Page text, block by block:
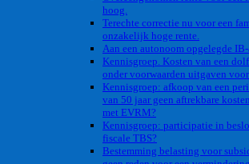
hoog.
Terechte correctie nu voor een
onzakelijk hoge rente.
Aan een autonoom opgelegde
Kennisgroep. Kosten van een
onder voorwaarden uitgaven
Kennisgroep: afkoop van een
van 50 jaar geen aftrekbare
met EVRM?
Kennisgroep: participatie in
fiscale TBS?
Bestemming belasting voor